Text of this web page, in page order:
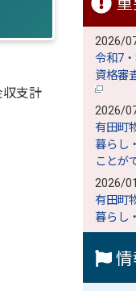
支計
2026/
令和7
資格審
2026/
有田町
暮らし
ことが
2026/
有田町
暮らし
情